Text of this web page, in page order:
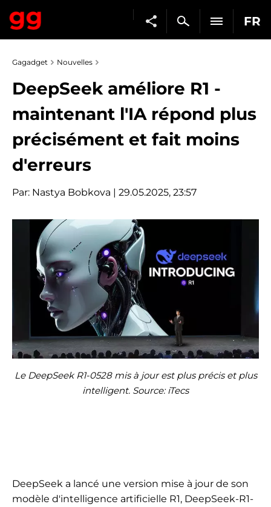
FR
Gagadget Nouvelles
DeepSeek améliore R1 -
maintenant l'IA répond plus
précisément et fait moins
d'erreurs
Par: Nastya Bobkova | 29.05.2025, 23:57
Le DeepSeek R1-0528 mis à jour est plus précis et plus
intelligent. Source: iTecs
DeepSeek a lancé une version mise à jour de son
modèle d'intelligence artificielle R1, DeepSeek-R1-